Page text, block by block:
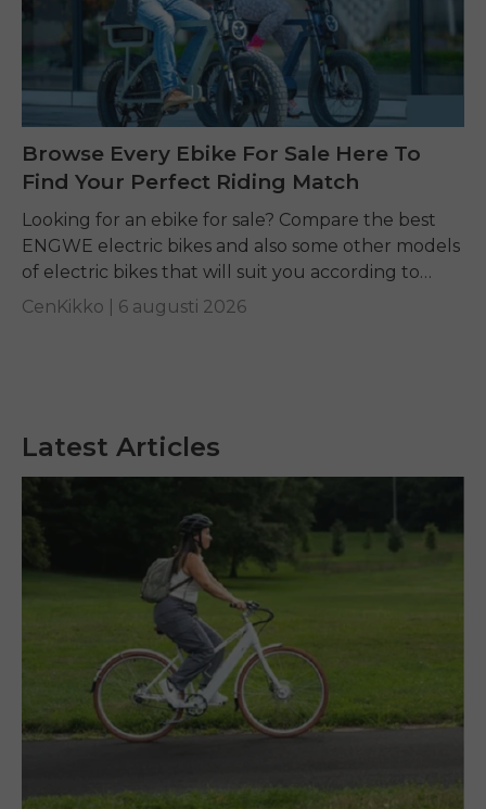
Latest Articles
Browse Every Ebike For Sale Here To
Find Your Perfect Riding Match
Looking for an ebike for sale? Compare the best
ENGWE electric bikes and also some other models
of electric bikes that will suit you according to
your requirements.
CenKikko | 6 augusti 2026